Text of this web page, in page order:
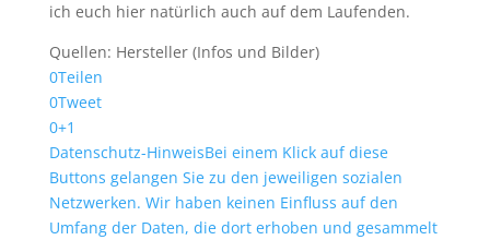
ich euch hier natürlich auch auf dem Laufenden.
Quellen: Hersteller (Infos und Bilder)
0Teilen
0Tweet
0+1
Datenschutz-HinweisBei einem Klick auf diese
Buttons gelangen Sie zu den jeweiligen sozialen
Netzwerken. Wir haben keinen Einfluss auf den
Umfang der Daten, die dort erhoben und gesammelt